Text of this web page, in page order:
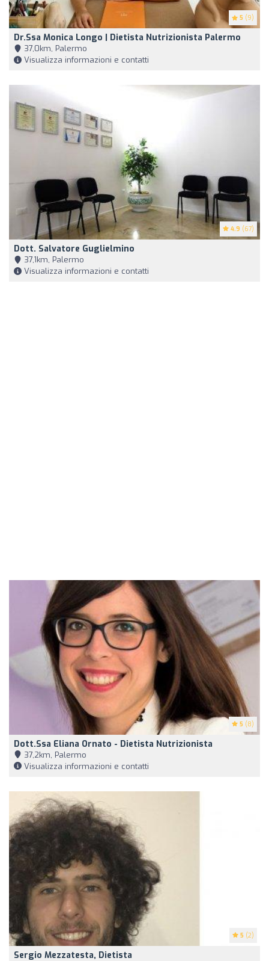
5 (9)
Dr.ssa Monica Longo | Dietista Nutrizionista Palermo
37,0km, Palermo
Visualizza informazioni e contatti
4.9 (67)
Dott. Salvatore Guglielmino
37,1km, Palermo
Visualizza informazioni e contatti
5 (8)
Dott.ssa Eliana Ornato - Dietista Nutrizionista
37,2km, Palermo
Visualizza informazioni e contatti
5 (2)
Sergio Mezzatesta, Dietista